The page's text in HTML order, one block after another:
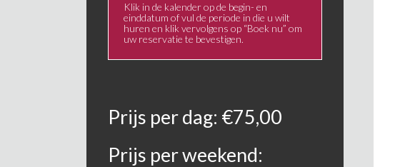
Klik in de kalender op de begin- en
einddatum of vul de periode in die u wilt
huren en klik vervolgens op “Boek nu” om
uw reservatie te bevestigen.
Prijs per dag: €75,00
Prijs per weekend: